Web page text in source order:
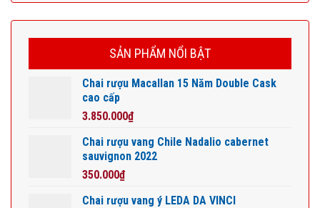
SẢN PHẨM NỔI BẬT
Chai rượu Macallan 15 Năm Double Cask
cao cấp
3.850.000₫
Chai rượu vang Chile Nadalio cabernet
sauvignon 2022
350.000₫
Chai rượu vang ý LEDA DA VINCI